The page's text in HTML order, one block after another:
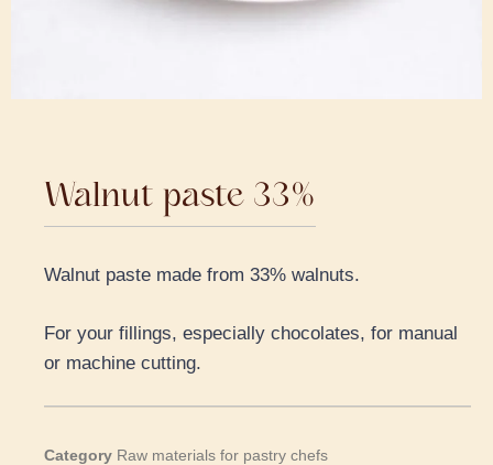
Walnut paste 33%
Walnut paste made from 33% walnuts.
For your fillings, especially chocolates, for manual
or machine cutting.
Category Raw materials for pastry chefs